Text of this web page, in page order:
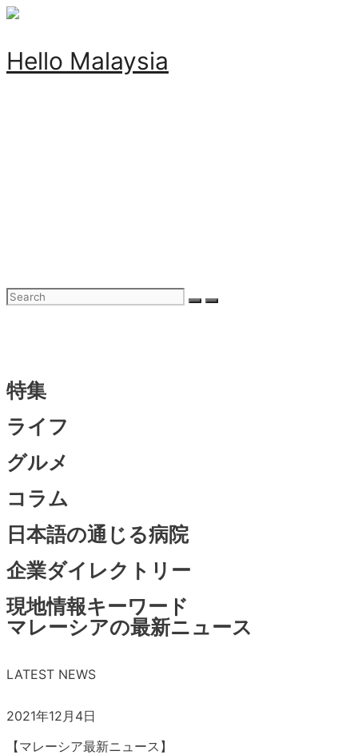
Hello Malaysia
特集
ライフ
グルメ
コラム
日本語の通じる病院
企業ダイレクトリー
現地情報キーワード
マレーシアの最新ニュース
LATEST NEWS
2021年12月4日
【マレーシア最新ニュース】